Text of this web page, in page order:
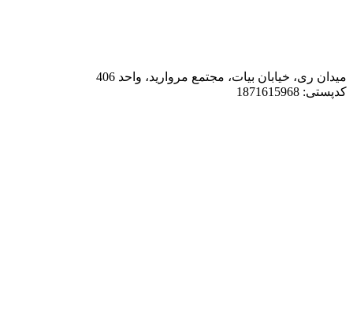
میدان ری، خیابان بیات، مجتمع مروارید، واحد 406
کدپستی: 1871615968